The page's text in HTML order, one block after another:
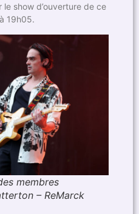
show d’ouverture de ce
19h05.
membres
– ReMarck